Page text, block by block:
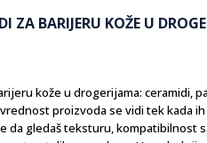
ZA BARIJERU KOŽE U
kože u drogerijama: ceramidi,
vrednost proizvoda se vidi tek kada
da gledaš teksturu, kompatibilnost